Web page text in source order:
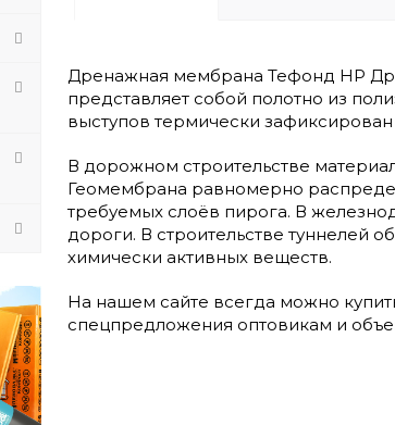
Дренажная мембрана Тефонд НР
представляет собой полотно из
выступов термически зафиксирован
В дорожном строительстве
Геомембрана равномерно
требуемых слоёв пирога. В
дороги. В строительстве туннелей
химически активных веществ.
На нашем сайте всегда можно
спецпредложения оптовикам и